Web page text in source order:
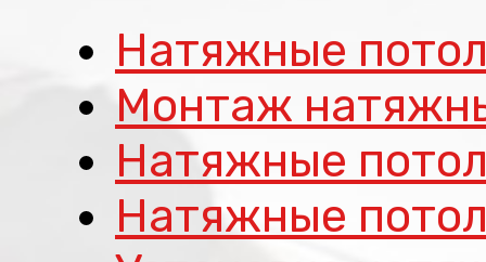
Натяжные
Монтаж
Натяжные
Натяжные